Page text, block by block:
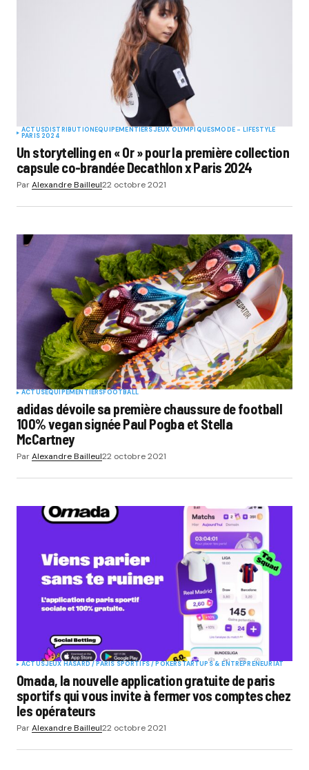
ACTUSDISTRIBUTIONEQUIPEMENTIERSJEUX OLYMPIQUESMODE - LIFESTYLE
PARIS 2024
Un storytelling en « Or » pour la première collection
capsule co-brandée Decathlon x Paris 2024
ParAlexandre Bailleul22 octobre 2021
ACTUSEQUIPEMENTIERSFOOTBALL
adidas dévoile sa première chaussure de football
100% vegan signée Paul Pogba et Stella
McCartney
ParAlexandre Bailleul22 octobre 2021
ACTUSJEUX HASARD / PARIS SPORTIFS / POKERSTARTUPS & ENTREPRENEURIAT
Omada, la nouvelle application gratuite de paris
sportifs qui vous invite à fermer vos comptes chez
les opérateurs
ParAlexandre Bailleul22 octobre 2021